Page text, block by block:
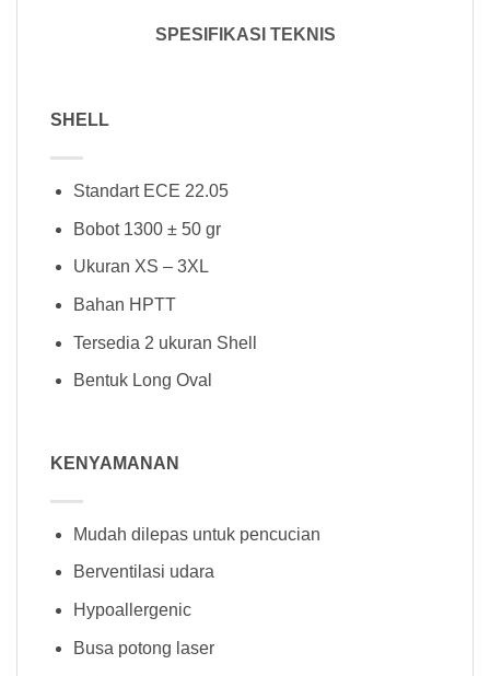
SPESIFIKASI TEKNIS
SHELL
Standart ECE 22.05
Bobot 1300 ± 50 gr
Ukuran XS – 3XL
Bahan HPTT
Tersedia 2 ukuran Shell
Bentuk Long Oval
KENYAMANAN
Mudah dilepas untuk pencucian
Berventilasi udara
Hypoallergenic
Busa potong laser